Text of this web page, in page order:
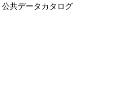
公共データカタログ